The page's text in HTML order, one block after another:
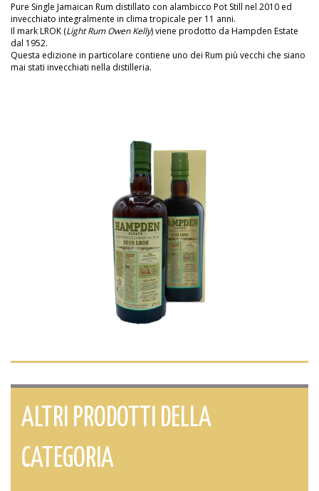
Pure Single Jamaican Rum distillato con alambicco Pot Still nel 2010 ed
invecchiato integralmente in clima tropicale per 11 anni.
Il mark LROK (Light Rum Owen Kelly) viene prodotto da Hampden Estate
dal 1952.
Questa edizione in particolare contiene uno dei Rum più vecchi che siano
mai stati invecchiati nella distilleria.
ALTRI PRODOTTI DELLA
CATEGORIA